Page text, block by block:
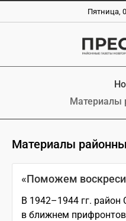
Пятница,
Материалы
Материалы
«Поможем
В 1942–1944 гг. райoн
в ближнем